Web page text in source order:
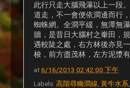
此行只走大腦飛瀑以上一段
道走，不一會便依澗邊而行
蜘蛛網。全澗平緩，無潭無
牆，是昔日大腦村之輋田，
遇較陡之處，右方林後亦見
梭，前方盡茂林，左方泥漿
at6/16/2013 02:42:00 下午
Labels: 高階尋幽澗線 黃牛水系